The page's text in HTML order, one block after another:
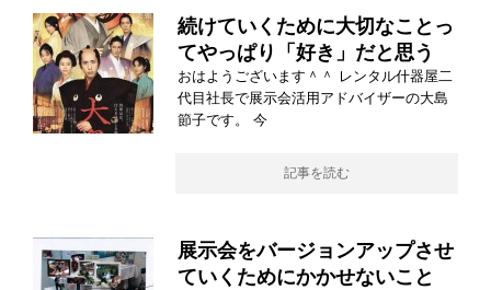
続けていくために大切なことっ
てやっぱり「好き」だと思う
おはようございます＾＾ レンタル什器屋二
代目社長で展示会活用アドバイザーの大島
節子です。 今
記事を読む
展示会をバージョンアップさせ
ていくためにかかせないこと